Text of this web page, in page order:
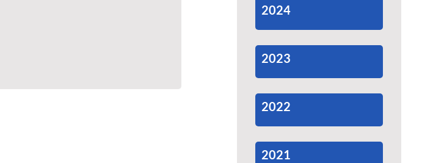
2024
2023
2022
2021